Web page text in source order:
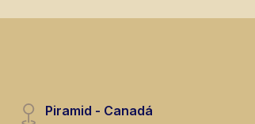
Piramid - Canadá